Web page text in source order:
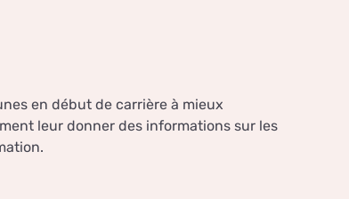
en début de carrière à mieux
leur donner des informations sur les